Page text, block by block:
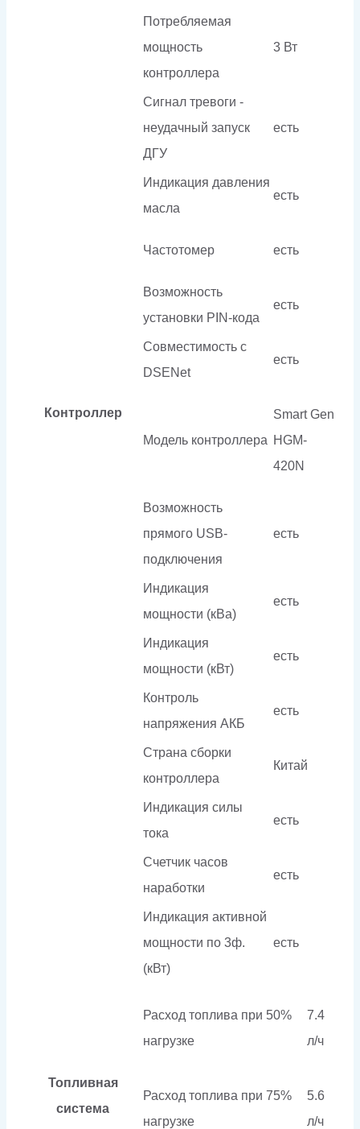
Контроллер
Потребляемая
мощность
контроллера
3 Вт
Сигнал тревоги -
неудачный запуск
ДГУ
есть
Индикация давления
масла
есть
Частотомер есть
Возможность
установки PIN-кода
есть
Совместимость c
DSENet
есть
Модель контроллера
Smart Gen
HGM-
420N
Возможность
прямого USB-
подключения
есть
Индикация
мощности (кВа)
есть
Индикация
мощности (кВт)
есть
Контроль
напряжения АКБ
есть
Страна сборки
контроллера
Китай
Индикация силы
тока
есть
Счетчик часов
наработки
есть
Индикация активной
мощности по 3ф.
(кВт)
есть
Топливная
система
Расход топлива при 50%
нагрузке
7.4
л/ч
Расход топлива при 75%
нагрузке
5.6
л/ч